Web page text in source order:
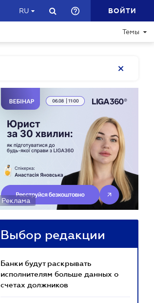
RU ВОЙТИ
Темы
Реклама
Выбор редакции
Банки будут раскрывать
исполнителям больше данных о
счетах должников